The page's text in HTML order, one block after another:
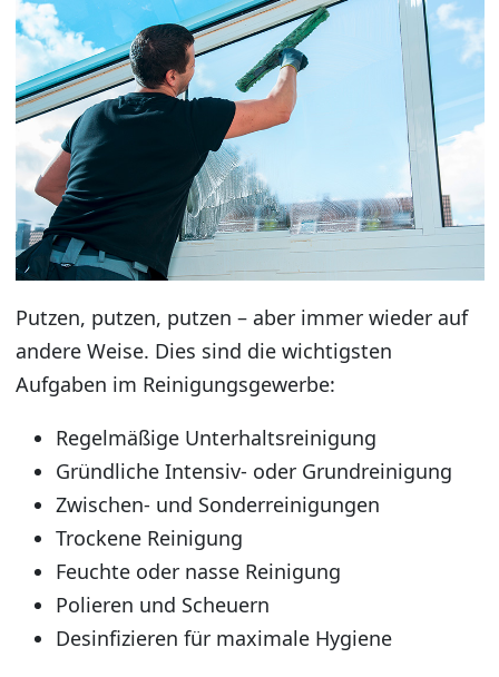
Putzen, putzen, putzen – aber immer wieder auf
andere Weise. Dies sind die wichtigsten
Aufgaben im Reinigungsgewerbe:
Regelmäßige Unterhaltsreinigung
Gründliche Intensiv- oder Grundreinigung
Zwischen- und Sonderreinigungen
Trockene Reinigung
Feuchte oder nasse Reinigung
Polieren und Scheuern
Desinfizieren für maximale Hygiene